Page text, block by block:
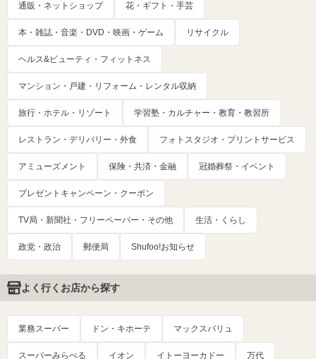
通販・ネットショップ 花・ギフト・手芸
本・雑誌・音楽・DVD・映画・ゲーム リサイクル
ヘルス&ビューティ・フィットネス
マンション・戸建・リフォーム・レンタル収納
旅行・ホテル・リゾート 学習塾・カルチャー・教育・教習所
レストラン・デリバリー・外食 フォトスタジオ・プリントサービス
アミューズメント 保険・共済・金融 冠婚葬祭・イベント
プレゼントキャンペーン・クーポン
TV局・新聞社・フリーペーパー・その他 生活・くらし
政党・政治 郵便局 Shufoo!お知らせ
よく行くお店から探す
業務スーパー ドン・キホーテ マックスバリュ
スーパーみらべる イオン イトーヨーカドー 万代